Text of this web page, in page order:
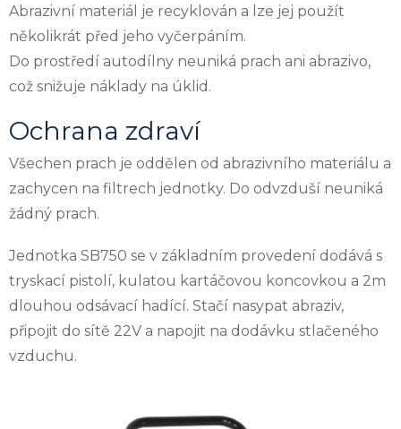
Abrazivní materiál je recyklován a lze jej použít
několikrát před jeho vyčerpáním.
Do prostředí autodílny neuniká prach ani abrazivo,
což snižuje náklady na úklid.
Ochrana zdraví
Všechen prach je oddělen od abrazivního materiálu a
zachycen na filtrech jednotky. Do odvzduší neuniká
žádný prach.
Jednotka SB750 se v základním provedení dodává s
tryskací pistolí, kulatou kartáčovou koncovkou a 2m
dlouhou odsávací hadící. Stačí nasypat abraziv,
připojit do sítě 22V a napojit na dodávku stlačeného
vzduchu.